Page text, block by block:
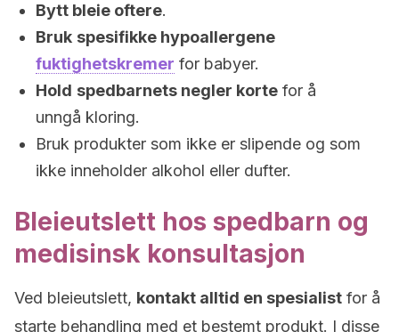
Bytt bleie oftere.
Bruk spesifikke hypoallergene
fuktighetskremer for babyer.
Hold spedbarnets negler korte for å
unngå kloring.
Bruk produkter som ikke er slipende og som
ikke inneholder alkohol eller dufter.
Bleieutslett hos spedbarn og
medisinsk konsultasjon
Ved bleieutslett, kontakt alltid en spesialist for å
starte behandling med et bestemt produkt. I disse